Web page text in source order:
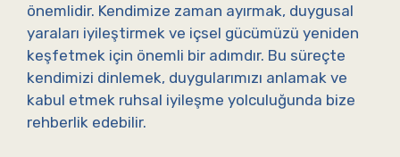
önemlidir. Kendimize zaman ayırmak, duygusal
yaraları iyileştirmek ve içsel gücümüzü yeniden
keşfetmek için önemli bir adımdır. Bu süreçte
kendimizi dinlemek, duygularımızı anlamak ve
kabul etmek ruhsal iyileşme yolculuğunda bize
rehberlik edebilir.